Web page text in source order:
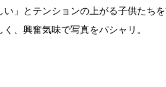
」とテンションの上がる子供たちを
、興奮気味で写真をパシャリ。